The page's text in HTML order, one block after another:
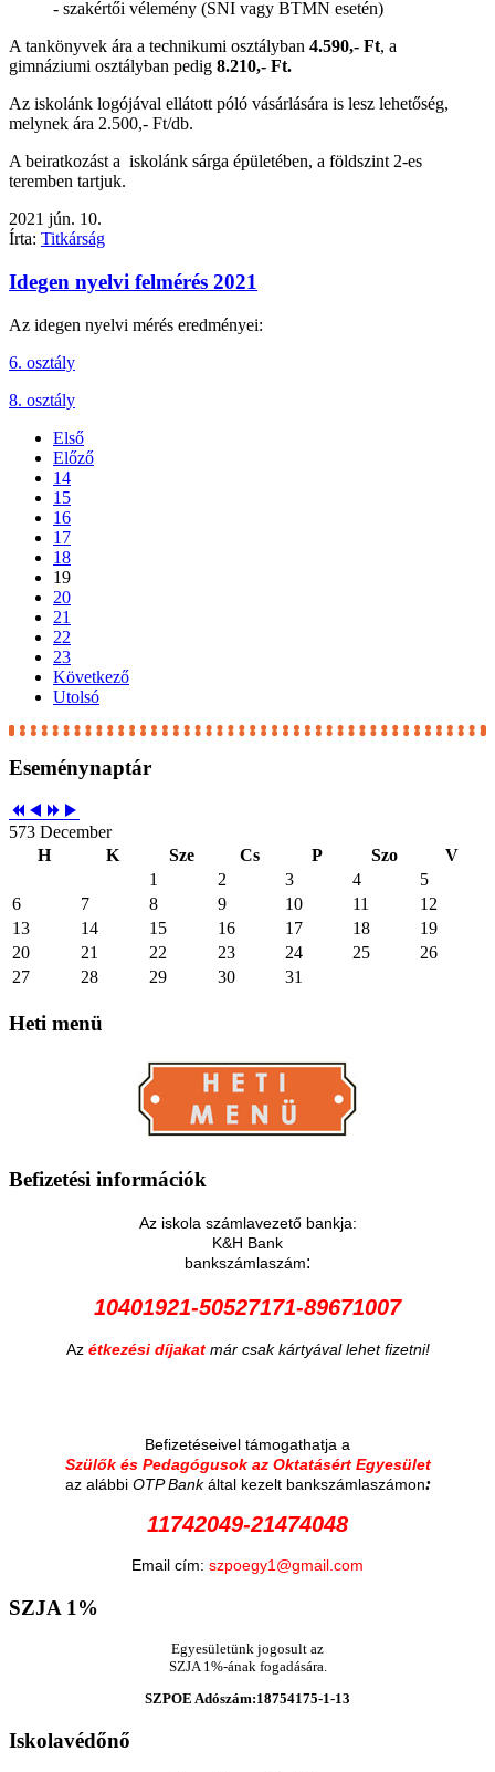
- szakértői vélemény (SNI vagy BTMN esetén)
A tankönyvek ára a technikumi osztályban 4.590,- Ft, a
gimnáziumi osztályban pedig 8.210,- Ft.
Az iskolánk logójával ellátott póló vásárlására is lesz lehetőség,
melynek ára 2.500,- Ft/db.
A beiratkozást a iskolánk sárga épületében, a földszint 2-es
teremben tartjuk.
2021 jún. 10.
Írta: Titkárság
Idegen nyelvi felmérés 2021
Az idegen nyelvi mérés eredményei:
6. osztály
8. osztály
Első
Előző
14
15
16
17
18
19
20
21
22
23
Következő
Utolsó
Eseménynaptár
573 December
H
K Sze Cs P Szo
V
1
2 3 4
5
6
7 8 9 10 11
12
13
14 15 16 17 18
19
20
21 22 23 24 25
26
27
28 29 30 31
Heti menü
Befizetési információk
Az iskola számlavezető bankja:
K&H Bank
bankszámlaszám:
10401921-50527171-89671007
Az étkezési díjakat már csak kártyával lehet fizetni!
Befizetéseivel támogathatja a
Szülők és Pedagógusok az Oktatásért Egyesület
az alábbi OTP Bankáltal kezelt bankszámlaszámon:
11742049-21474048
Email cím: szpoegy1@gmail.com
SZJA 1%
Egyesületünk jogosult az
SZJA 1%-ának fogadására.
SZPOE Adószám:18754175-1-13
Iskolavédőnő